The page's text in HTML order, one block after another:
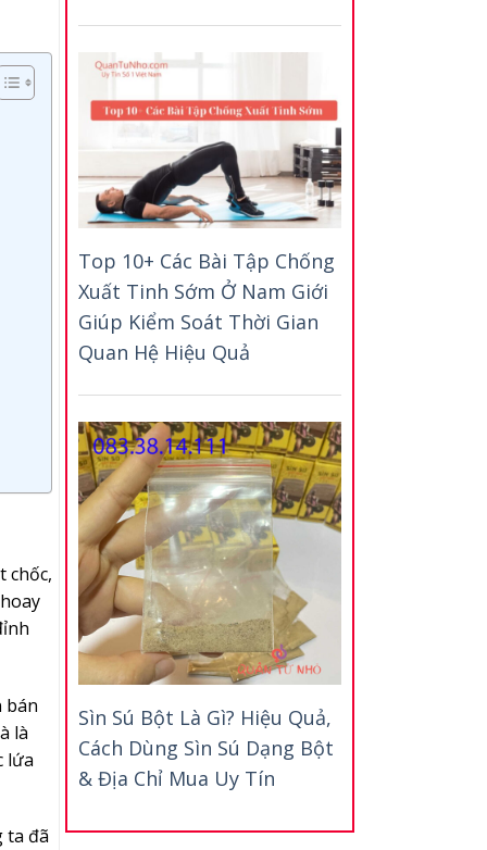
chốc,
bán
là
lứa
ta đã
Top 10+ Các Bài Tập Chống
Xuất Tinh Sớm Ở Nam Giới
Giúp Kiểm Soát Thời Gian
Quan Hệ Hiệu Quả
Sìn Sú Bột Là Gì? Hiệu Quả,
Cách Dùng Sìn Sú Dạng Bột
& Địa Chỉ Mua Uy Tín